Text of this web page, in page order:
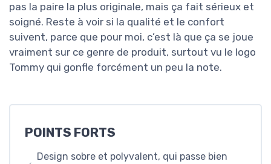
pas la paire la plus originale, mais ça fait sérieux et
soigné. Reste à voir si la qualité et le confort
suivent, parce que pour moi, c’est là que ça se joue
vraiment sur ce genre de produit, surtout vu le logo
Tommy qui gonfle forcément un peu la note.
POINTS FORTS
Design sobre et polyvalent, qui passe bien